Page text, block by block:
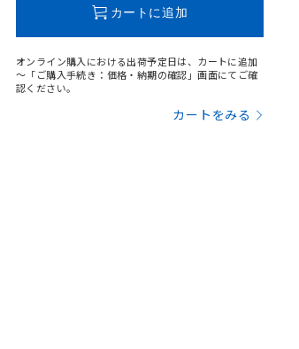
カートに追加
オンライン購入における出荷予定日は、カートに追加
～「ご購入手続き：価格・納期の確認」画面にてご確
認ください。
カートをみる